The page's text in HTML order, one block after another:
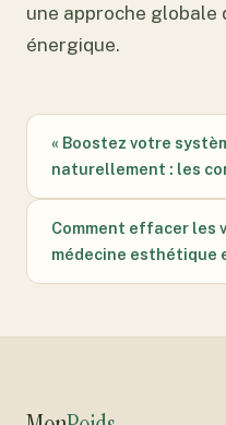
une approche globale
énergique.
« Boostez votre
naturellement : les
Comment effacer les
médecine esthétique